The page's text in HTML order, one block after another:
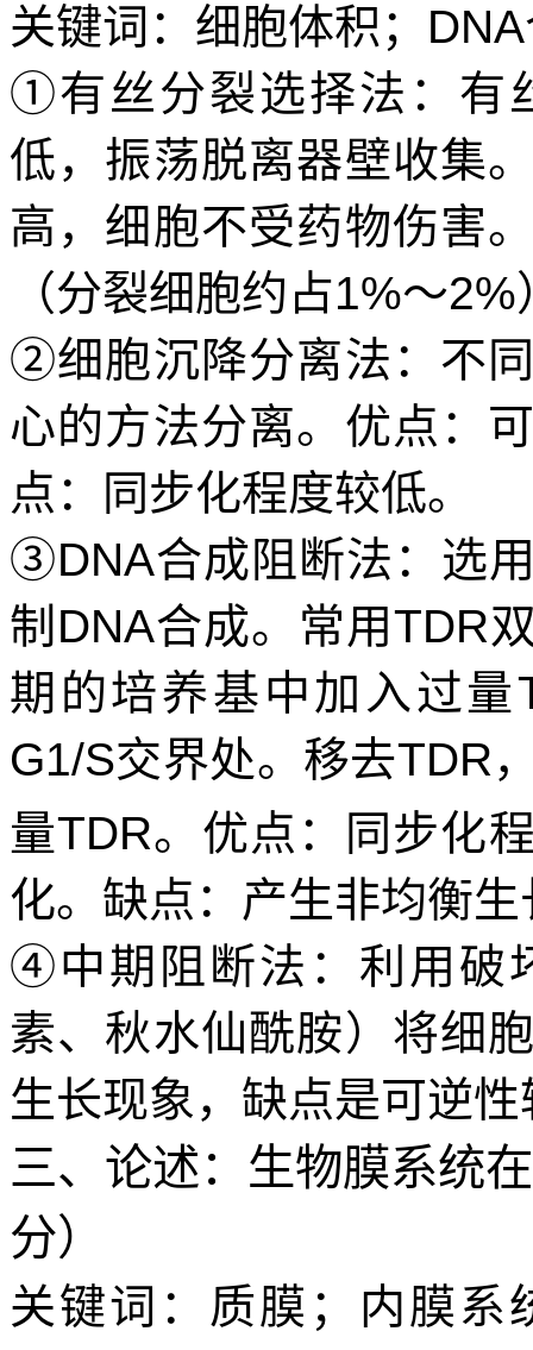
关键词：细胞体积； DNA
①有丝分裂选择法： 有
低，振荡脱离器壁收集
高，细胞不受药物伤害
（分裂细胞约占1%～2%
②细胞沉降分离法： 不
心的方法分离。优点：
点：同步化程度较低。
③DNA合成阻断法： 选
制 DNA合成。常用TDR
期的培养基中加入过量
G1/S交界处。移去TDR
量TDR。优点：同步化
化。缺点：产生非均衡
④中期阻断法： 利用破
素、秋水仙酰胺）将细
生长现象，缺点是可逆性
三、论述：生物膜系统
分）
关键词：质膜；内膜系